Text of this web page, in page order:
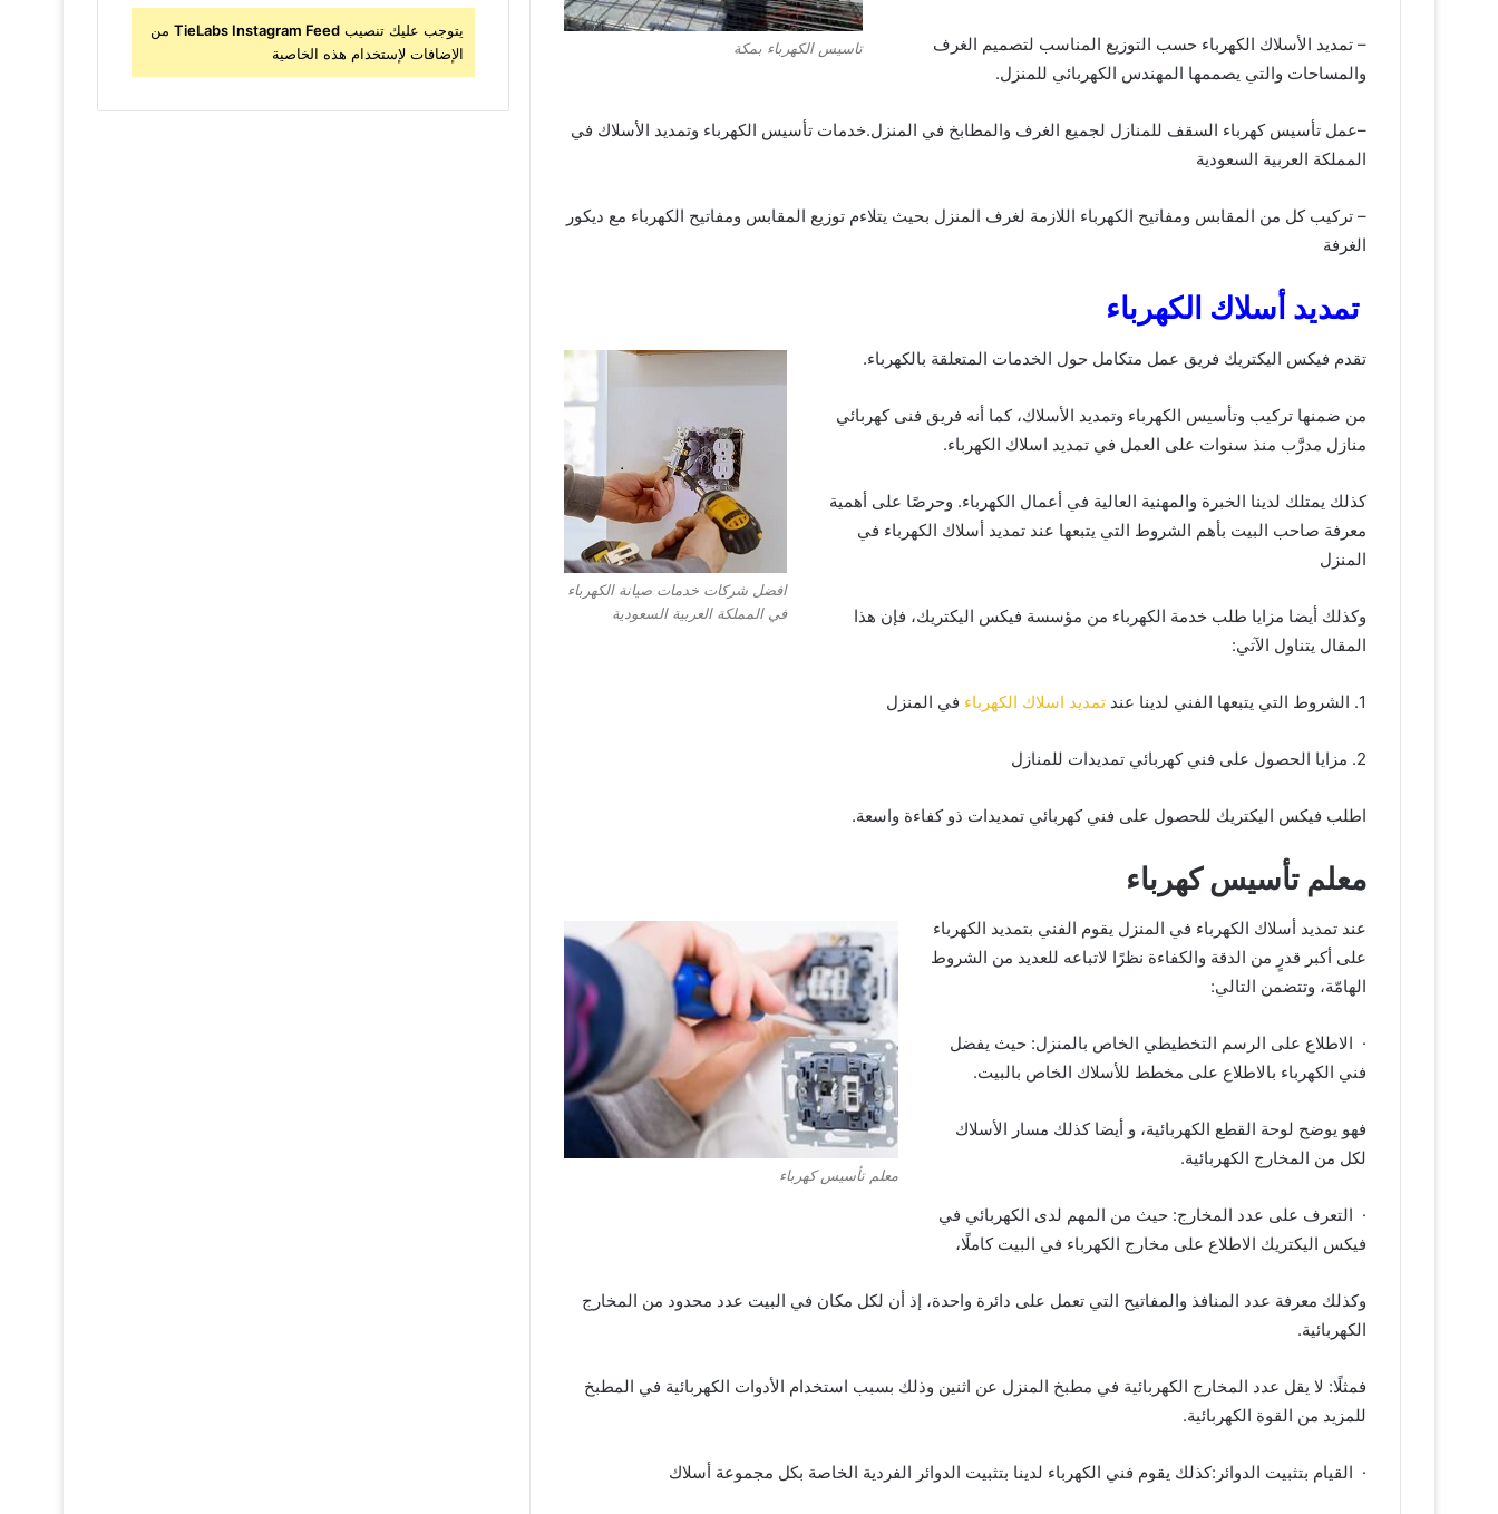
تاسيس الكهرباء بمكة
– تمديد الأسلاك الكهرباء حسب التوزيع المناسب لتصميم الغرف
والمساحات والتي يصممها المهندس الكهربائي للمنزل.
–عمل تأسيس كهرباء السقف للمنازل لجميع الغرف والمطابخ في المنزل.خدمات تأسيس الكهرباء وتمديد الأسلاك في
المملكة العربية السعودية
– تركيب كل من المقابس ومفاتيح الكهرباء اللازمة لغرف المنزل بحيث يتلاءم توزيع المقابس ومفاتيح الكهرباء مع ديكور
الغرفة
تمديد أسلاك الكهرباء
افضل شركات خدمات صيانة الكهرباء
في المملكة العربية السعودية
تقدم فيكس اليكتريك فريق عمل متكامل حول الخدمات المتعلقة بالكهرباء.
من ضمنها تركيب وتأسيس الكهرباء وتمديد الأسلاك، كما أنه فريق فنى كهربائي
منازل مدرَّب منذ سنوات على العمل في تمديد اسلاك الكهرباء.
كذلك يمتلك لدينا الخبرة والمهنية العالية في أعمال الكهرباء. وحرصًا على أهمية
معرفة صاحب البيت بأهم الشروط التي يتبعها عند تمديد أسلاك الكهرباء في
المنزل
وكذلك أيضا مزايا طلب خدمة الكهرباء من مؤسسة فيكس اليكتريك، فإن هذا
المقال يتناول الآتي:
1. الشروط التي يتبعها الفني لدينا عند تمديد اسلاك الكهرباء في المنزل
2. مزايا الحصول على فني كهربائي تمديدات للمناز ل
اطلب فيكس اليكتريك للحصول على فني كهربائي تمديدات ذو كفاءة واسعة.
معلم تأسيس كهرباء
معلم تأسيس كهرباء
عند تمديد أسلاك الكهرباء في المنزل يقوم الفني بتمديد الكهرباء
على أكبر قدرٍ من الدقة والكفاءة نظرًا لاتباعه للعديد من الشروط
الهامّة، وتتضمن التالي:
· الاطلاع على الرسم التخطيطي الخاص بالمنزل: حيث يفضل
فني الكهرباء بالاطلاع على مخطط للأسلاك الخاص بالبيت.
فهو يوضح لوحة القطع الكهربائية، و أيضا كذلك مسار الأسلاك
لكل من المخارج الكهربائية.
· التعرف على عدد المخارج: حيث من المهم لدى الكهربائي في
فيكس اليكتريك الاطلاع على مخارج الكهرباء في البيت كاملًا،
وكذلك معرفة عدد المنافذ والمفاتيح التي تعمل على دائرة واحدة، إذ أن لكل مكان في البيت عدد محدود من المخارج
الكهربائية.
فمثلًا: لا يقل عدد المخارج الكهربائية في مطبخ المنزل عن اثنين وذلك بسبب استخدام الأدوات الكهربائية في المطبخ
للمزيد من القوة الكهربائية.
· القيام بتثبيت الدوائر:كذلك يقوم فني الكهرباء لدينا بتثبيت الدوائر الفردية الخاصة بكل مجموعة أسلاك
يتوجب عليك تنصيبTieLabs Instagram Feed من
الإضافات لإستخدام هذه الخاصية